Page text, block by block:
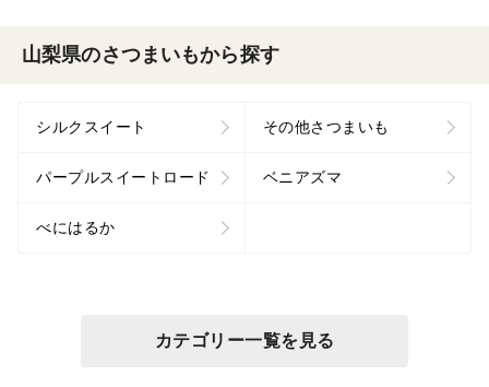
山梨県のさつまいもから探す
シルクスイート その他さつまいも
パープルスイートロード ベニアズマ
べにはるか
カテゴリー一覧を見る